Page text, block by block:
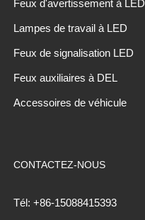
Feux d'avertissement à LED
Lampes de travail à LED
Feux de signalisation LED
Feux auxiliaires à DEL
Accessoires de véhicule
CONTACTEZ-NOUS
Tél: +86-15088415393